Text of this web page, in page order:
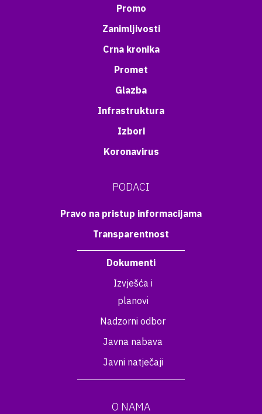
Promo
Zanimljivosti
Crna kronika
Promet
Glazba
Infrastruktura
Izbori
Koronavirus
PODACI
Pravo na pristup informacijama
Transparentnost
Dokumenti
Izvješća i
planovi
Nadzorni odbor
Javna nabava
Javni natječaji
O NAMA